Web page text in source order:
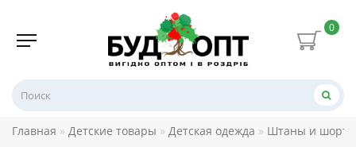
0
Главная Детские товары Детская одежда Штаны и шорты